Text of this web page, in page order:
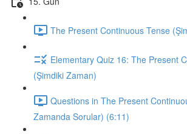
The Present Continuous Tense
Elementary Quiz 16: The Present
(Şimdiki Zaman)
Questions in The Present
Zamanda Sorular) (6:11)